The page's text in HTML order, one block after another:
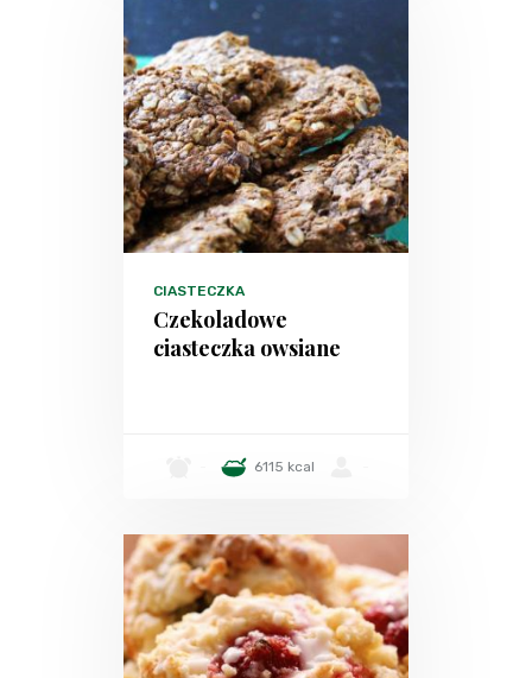
CIASTECZKA
Czekoladowe
ciasteczka owsiane
6115 kcal